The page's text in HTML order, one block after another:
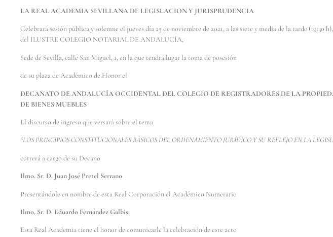
LA REAL ACADEMIA SEVILLANA DE LEGISLACION Y JURISPRUDENCIA
Celebrará sesión pública y solemne el jueves día 25 de noviembre de 2021, a las siete y media de la tarde (19:30
del ILUSTRE COLEGIO NOTARIAL DE ANDALUCÍA,
Sede de Sevilla, calle San Miguel, 1, en la que tendrá lugar la toma de posesión
de su plaza de Académico de Honor el
DECANATO DE ANDALUCÍA OCCIDENTAL DEL COLEGIO DE REGISTRADORES DE LA
DE BIENES MUEBLES
El discurso de ingreso que versará sobre el tema
“LOS PRINCIPIOS CONSTITUCIONALES BÁSICOS DEL ORDENAMIENTO JURÍDICO Y SU REFLEJO EN LA
correrá a cargo de su Decano
Ilmo. Sr. D. Juan José Pretel Serrano
Presentándole en nombre de esta Real Corporación el Académico Numerario
Ilmo. Sr. D. Eduardo Fernández Galbis
Esta Real Academia tiene el honor de comunicarle la celebración de este acto